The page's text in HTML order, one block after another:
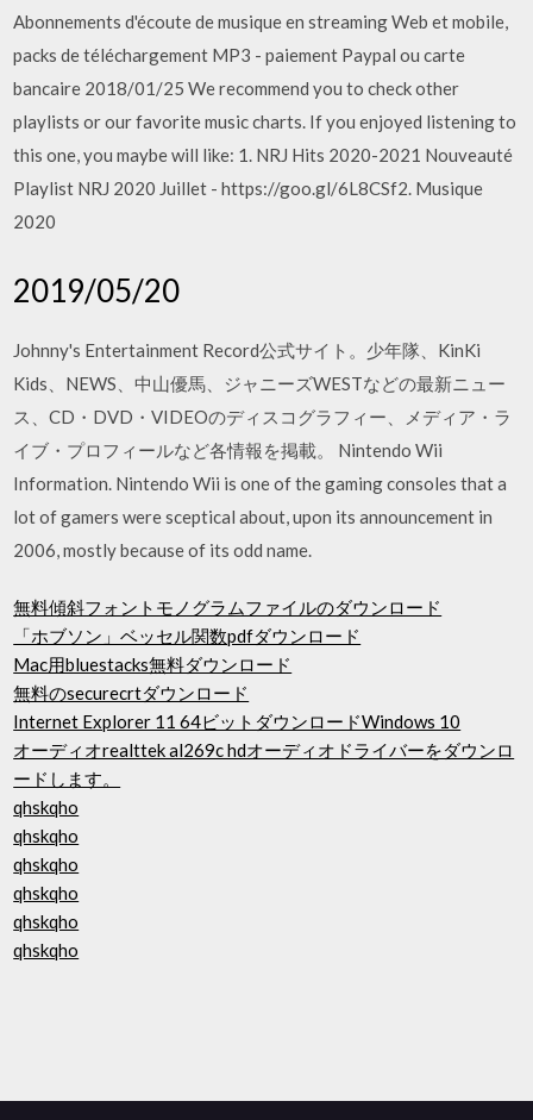
Abonnements d'écoute de musique en streaming Web et mobile,
packs de téléchargement MP3 - paiement Paypal ou carte
bancaire 2018/01/25 We recommend you to check other
playlists or our favorite music charts. If you enjoyed listening to
this one, you maybe will like: 1. NRJ Hits 2020-2021 Nouveauté
Playlist NRJ 2020 Juillet - https://goo.gl/6L8CSf2. Musique
2020
2019/05/20
Johnny's Entertainment Record公式サイト。少年隊、KinKi
Kids、NEWS、中山優馬、ジャニーズWESTなどの最新ニュー
ス、CD・DVD・VIDEOのディスコグラフィー、メディア・ラ
イブ・プロフィールなど各情報を掲載。 Nintendo Wii
Information. Nintendo Wii is one of the gaming consoles that a
lot of gamers were sceptical about, upon its announcement in
2006, mostly because of its odd name.
無料傾斜フォントモノグラムファイルのダウンロード
「ホブソン」ベッセル関数pdfダウンロード
Mac用bluestacks無料ダウンロード
無料のsecurecrtダウンロード
Internet Explorer 11 64ビットダウンロードWindows 10
オーディオrealttek al269c hdオーディオドライバーをダウンロ
ードします。
qhskqho
qhskqho
qhskqho
qhskqho
qhskqho
qhskqho